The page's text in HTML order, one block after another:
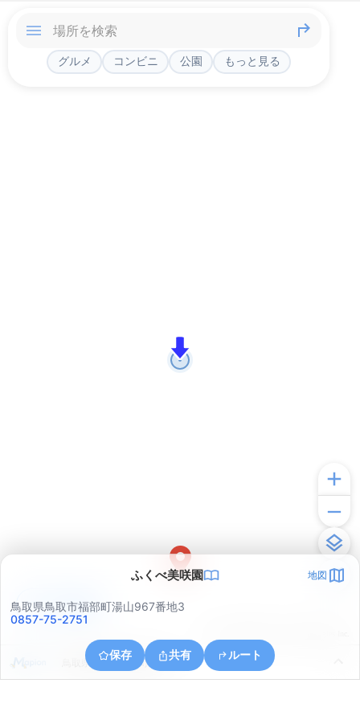
グルメ コンビニ 公園 もっと見る
ふくべ美咲園 地図
鳥取県鳥取市福部町湯山967番地3
0857-75-2751
保存 共有 ルート
鳥取県鳥取市福部町湯山
アプリで見る